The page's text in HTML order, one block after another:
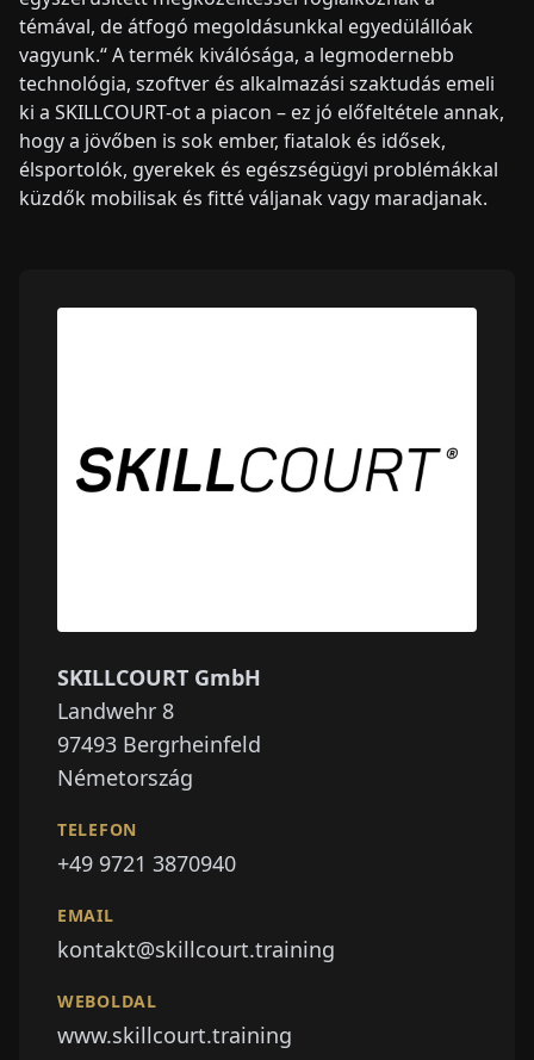
témával, de átfogó megoldásunkkal egyedülállóak
vagyunk.“ A termék kiválósága, a legmodernebb
technológia, szoftver és alkalmazási szaktudás emeli
ki a SKILLCOURT-ot a piacon – ez jó előfeltétele annak,
hogy a jövőben is sok ember, fiatalok és idősek,
élsportolók, gyerekek és egészségügyi problémákkal
küzdők mobilisak és fitté váljanak vagy maradjanak.
SKILLCOURT GmbH
Landwehr 8
97493 Bergrheinfeld
Németország
TELEFON
+49 9721 3870940
EMAIL
kontakt@skillcourt.training
WEBOLDAL
www.skillcourt.training